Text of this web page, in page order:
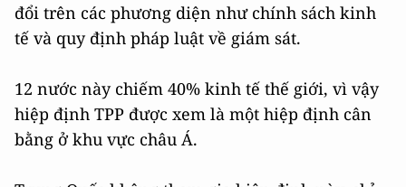
đổi trên các phương diện như chính sách kinh
tế và quy định pháp luật về giám sát.
12 nước này chiếm 40% kinh tế thế giới, vì vậy
hiệp định TPP được xem là một hiệp định cân
bằng ở khu vực châu Á.